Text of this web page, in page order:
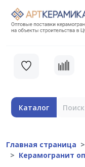
Каталог
Главная страница
Керамогранит